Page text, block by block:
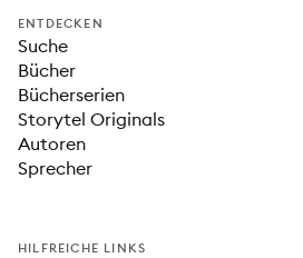
ENTDECKEN
Suche
Bücher
Bücherserien
Storytel Originals
Autoren
Sprecher
HILFREICHE LINKS